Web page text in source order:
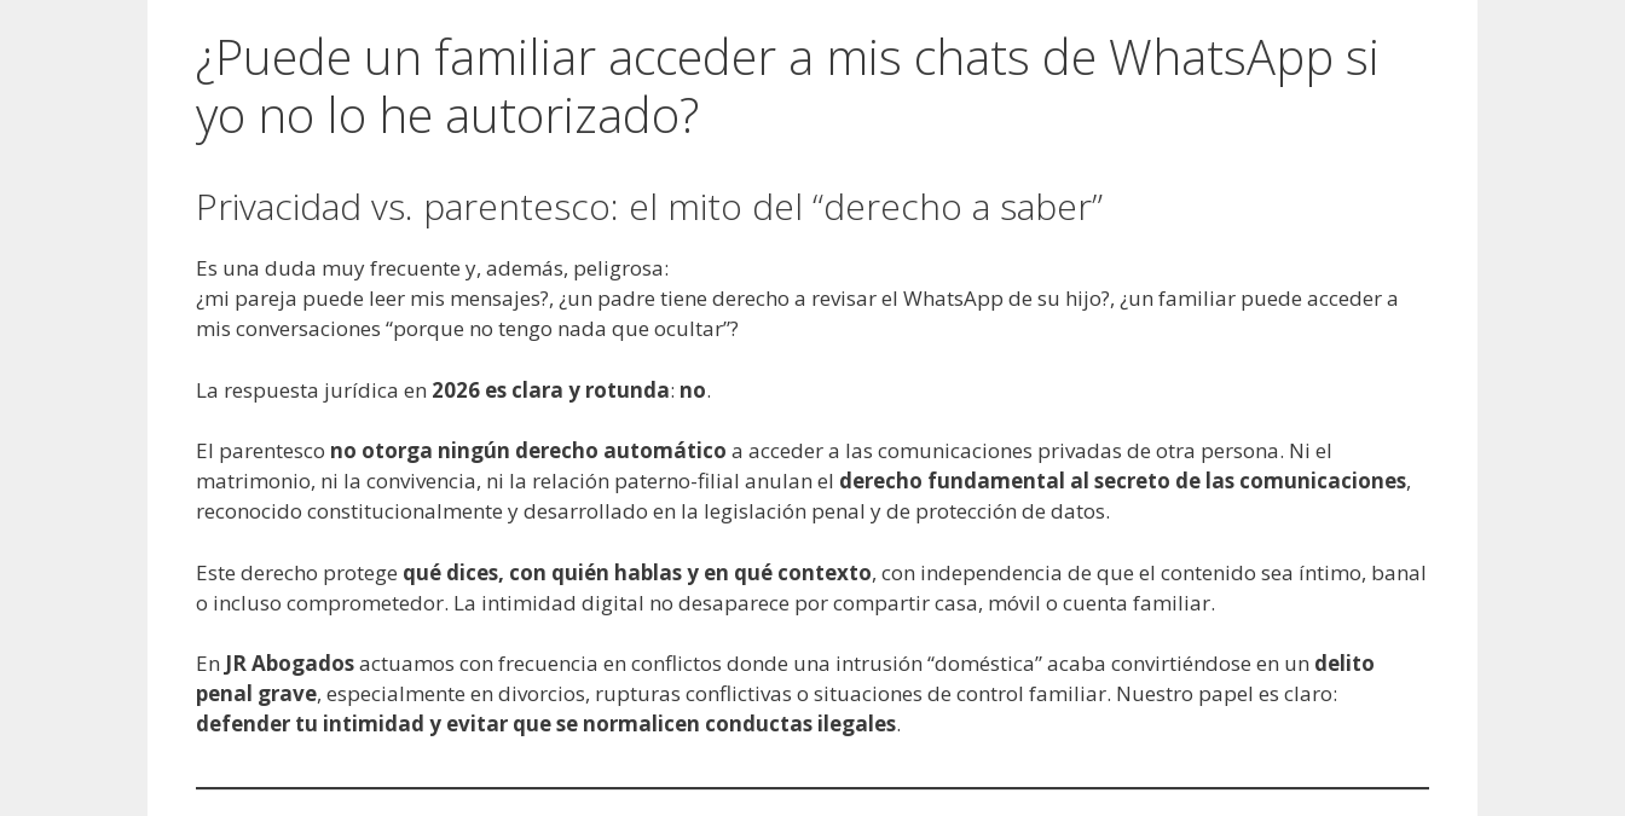
¿Puede un familiar acceder a mis chats de WhatsApp si
yo no lo he autorizado?
Privacidad vs. parentesco: el mito del “derecho a saber”
Es una duda muy frecuente y, además, peligrosa:
¿mi pareja puede leer mis mensajes?, ¿un padre tiene derecho a revisar el WhatsApp de su hijo?, ¿un familiar puede acceder a
mis conversaciones “porque no tengo nada que ocultar”?
La respuesta jurídica en 2026 es clara y rotunda: no.
El parentesco no otorga ningún derecho automático a acceder a las comunicaciones privadas de otra persona. Ni el
matrimonio, ni la convivencia, ni la relación paterno-filial anulan el derecho fundamental al secreto de las comunicaciones,
reconocido constitucionalmente y desarrollado en la legislación penal y de protección de datos.
Este derecho protege qué dices, con quién hablas y en qué contexto, con independencia de que el contenido sea íntimo, banal
o incluso comprometedor. La intimidad digital no desaparece por compartir casa, móvil o cuenta familiar.
En JR Abogadosactuamos con frecuencia en conflictos donde una intrusión “doméstica” acaba convirtiéndose en un delito
penal grave, especialmente en divorcios, rupturas conflictivas o situaciones de control familiar. Nuestro papel es claro:
defender tu intimidad y evitar que se normalicen conductas ilegales.